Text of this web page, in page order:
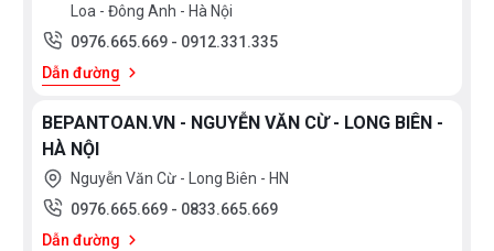
Loa - Đông Anh - Hà Nội
0976.665.669 - 0912.331.335
Dẫn đường
BEPANTOAN.VN - NGUYỄN VĂN CỪ - LONG BIÊN -
HÀ NỘI
Nguyễn Văn Cừ - Long Biên - HN
0976.665.669 - 0833.665.669
Dẫn đường